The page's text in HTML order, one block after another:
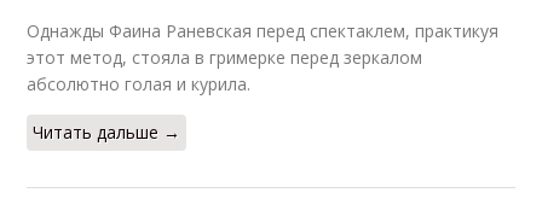
Однажды Фаина Раневская перед спектаклем, практикуя
этот метод, стояла в гримерке перед зеркалом
абсолютно голая и курила.
Читать дальше →